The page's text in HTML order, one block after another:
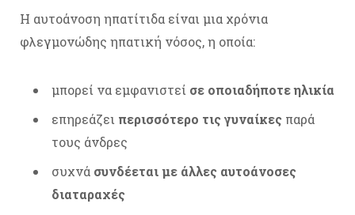
Η αυτοάνοση ηπατίτιδα είναι μια χρόνια
φλεγμονώδης ηπατική νόσος, η οποία:
μπορεί να εμφανιστεί σε οποιαδήποτε ηλικία
επηρεάζει περισσότερο τις γυναίκες παρά
τους άνδρες
συχνά συνδέεται με άλλες αυτοάνοσες
διαταραχές